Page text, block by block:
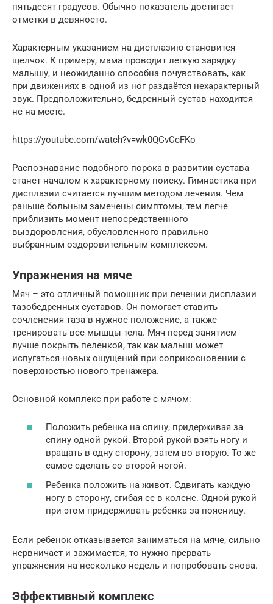
пятьдесят градусов. Обычно показатель достигает
отметки в девяносто.
Характерным указанием на дисплазию становится
щелчок. К примеру, мама проводит легкую зарядку
малышу, и неожиданно способна почувствовать, как
при движениях в одной из ног раздаётся нехарактерный
звук. Предположительно, бедренный сустав находится
не на месте.
https://youtube.com/watch?v=wk0QCvCcFKo
Распознавание подобного порока в развитии сустава
станет началом к характерному поиску. Гимнастика при
дисплазии считается лучшим методом лечения. Чем
раньше больным замечены симптомы, тем легче
приблизить момент непосредственного
выздоровления, обусловленного правильно
выбранным оздоровительным комплексом.
Упражнения на мяче
Мяч – это отличный помощник при лечении дисплазии
тазобедренных суставов. Он помогает ставить
сочленения таза в нужное положение, а также
тренировать все мышцы тела. Мяч перед занятием
лучше покрыть пеленкой, так как малыш может
испугаться новых ощущений при соприкосновении с
поверхностью нового тренажера.
Основной комплекс при работе с мячом:
Положить ребенка на спину, придерживая за
спину одной рукой. Второй рукой взять ногу и
вращать в одну сторону, затем во вторую. То же
самое сделать со второй ногой.
Ребенка положить на живот. Сдвигать каждую
ногу в сторону, сгибая ее в колене. Одной рукой
при этом придерживать ребенка за поясницу.
Если ребенок отказывается заниматься на мяче, сильно
нервничает и зажимается, то нужно прервать
упражнения на несколько недель и попробовать снова.
Эффективный комплекс